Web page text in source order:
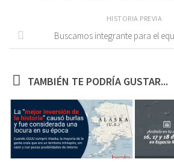
HISTORIA PREVIA
Buscamos integrante para el
TAMBIÉN TE PODRÍA GUSTAR...